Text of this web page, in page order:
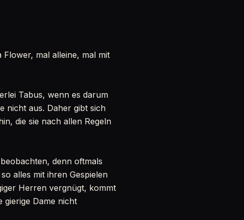
mal alleine, mal mit
Tabus, wenn es darum
nicht aus. Daher gibt sich
die sie nach allen Regeln
denn oftmals
alles mit ihren Gespielen
Herren vergnügt, kommt
gierige Dame nicht